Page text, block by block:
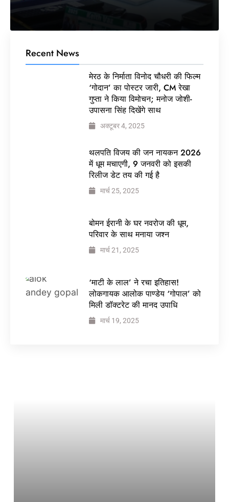
Recent News
मेरठ के निर्माता विनोद चौधरी की फिल्म
‘गोदान’ का पोस्टर जारी, CM रेखा
गुप्ता ने किया विमोचन; मनोज जोशी-
उपासना सिंह दिखेंगे साथ
अक्टूबर 4, 2025
थलपति विजय की जन नायकन 2026
में धूम मचाएगी, 9 जनवरी को इसकी
रिलीज डेट तय की गई है
मार्च 25, 2025
बोमन ईरानी के घर नवरोज की धूम,
परिवार के साथ मनाया जश्न
मार्च 21, 2025
‘माटी के लाल’ ने रचा इतिहास!
लोकगायक आलोक पाण्डेय ‘गोपाल’ को
मिली डॉक्टरेट की मानद उपाधि
मार्च 19, 2025